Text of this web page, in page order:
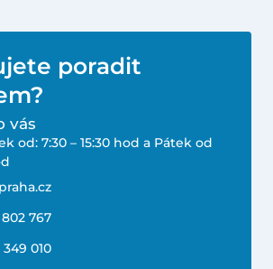
poradit
vás
od: 7:30 – 15:30 hod a Pátek od
767
349 010